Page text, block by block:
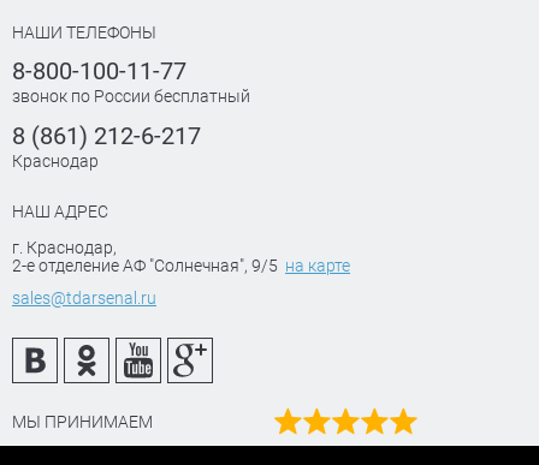
НАШИ ТЕЛЕФОНЫ
8-800-100-11-77
звонок по России бесплатный
8 (861) 212-6-217
Краснодар
НАШ АДРЕС
г. Краснодар,
2-е отделение АФ "Солнечная", 9/5 на карте
sales@tdarsenal.ru
МЫ ПРИНИМАЕМ